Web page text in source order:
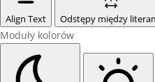
Align Text Odstępy między
Moduły kolorów